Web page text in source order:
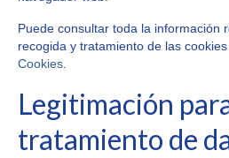
Puede consultar toda la información
recogida y tratamiento de las
Cookies.
Legitimación
tratamiento de